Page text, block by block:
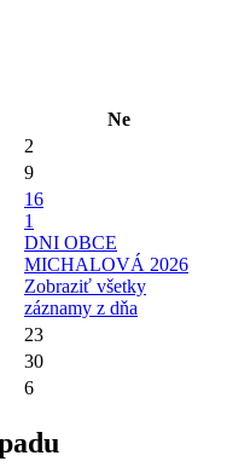
Ne
2
9
16
1
DNI OBCE
MICHALOVÁ 2026
Zobraziť všetky
záznamy z dňa
23
30
6